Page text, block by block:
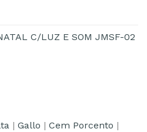
C/LUZ E SOM JMSF-02
| Gallo | Cem Porcento |